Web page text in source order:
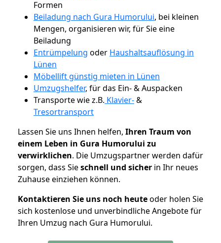
Formen
Beiladung nach Gura Humorului, bei kleinen
Mengen, organisieren wir, für Sie eine
Beiladung
Entrümpelung oder Haushaltsauflösung in
Lünen
Möbellift günstig mieten in Lünen
Umzugshelfer, für das Ein- & Auspacken
Transporte wie z.B. Klavier-&
Tresortransport
Lassen Sie uns Ihnen helfen, Ihren Traum von
einem Leben in Gura Humorului zu
verwirklichen. Die Umzugspartner werden dafür
sorgen, dass Sieschnell und sicher in Ihr neues
Zuhause einziehen können.
Kontaktieren Sie uns noch heuteoder holen Sie
sich kostenlose und unverbindliche Angebote für
Ihren Umzug nach Gura Humorului.